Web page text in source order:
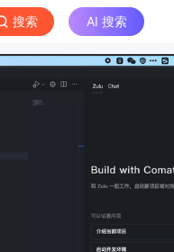
搜索 AI 搜索